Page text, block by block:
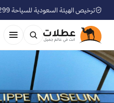
ترخيص الهيئة السعودية للسياحة 73105299